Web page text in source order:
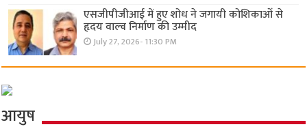
एसजीपीजीआई में हुए शोध ने जगायी कोशिकाओं से
हृदय वाल्व निर्माण की उम्मीद
July 27, 2026- 11:30 PM
आयुष